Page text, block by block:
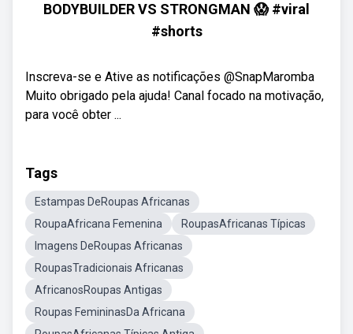
BODYBUILDER VS STRONGMAN 😱 #viral
#shorts
Inscreva-se e Ative as notificações @SnapMaromba
Muito obrigado pela ajuda! Canal focado na motivação,
para você obter ...
Tags
Estampas DeRoupas Africanas
RoupaAfricana Femenina
RoupasAfricanas Típicas
Imagens DeRoupas Africanas
RoupasTradicionais Africanas
AfricanosRoupas Antigas
Roupas FemininasDa Africana